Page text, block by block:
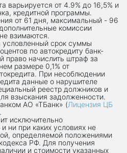
варьируется от 4.9% до 16,5% и
кредитной программы.
от 61 дня, максимальный - 96
комиссии
взимаются.
срок суммы
по автокредиту банк-
право начислить штраф за
размере 0,1% от
При несоблюдении
данные о нарушителе
реестр должников и
взыскания задолженности.
АО «ТБанк» (Лицензия ЦБ
исключительно
ни при каких условиях не
определяемой положениями
РФ. Для получения
и стоимости указанных